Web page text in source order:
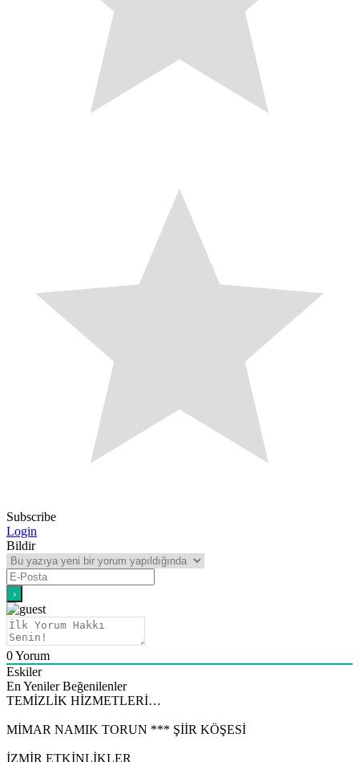
Subscribe
Login
Bildir
0Yorum
Eskiler
En Yeniler Beğenilenler
TEMİZLİK HİZMETLERİ…
MİMAR NAMIK TORUN *** ŞİİR KÖŞESİ
İZMİR ETKİNLİKLER